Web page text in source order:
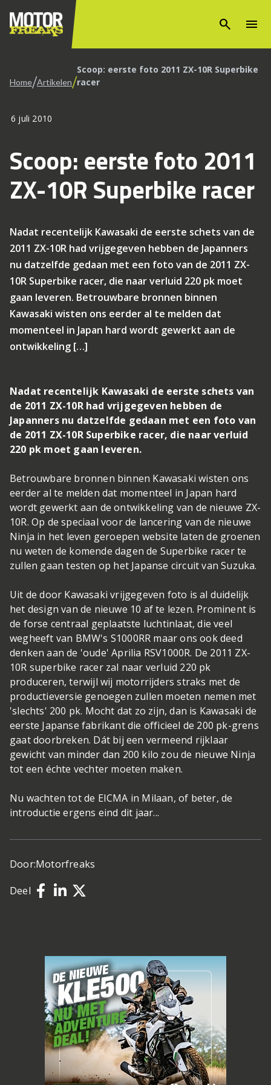
search menu
Home/Artikelen/Scoop: eerste foto 2011 ZX-10R Superbike
racer
6 juli 2010
Scoop: eerste foto 2011
ZX-10R Superbike racer
Nadat recentelijk Kawasaki de eerste schets van de
2011 ZX-10R had vrijgegeven hebben de Japanners
nu datzelfde gedaan met een foto van de 2011 ZX-
10R Superbike racer, die naar verluid 220 pk moet
gaan leveren. Betrouwbare bronnen binnen
Kawasaki wisten ons eerder al te melden dat
momenteel in Japan hard wordt gewerkt aan de
ontwikkeling […]
Nadat recentelijk Kawasaki de eerste schets van
de 2011 ZX-10R had vrijgegeven hebben de
Japanners nu datzelfde gedaan met een foto van
de 2011 ZX-10R Superbike racer, die naar verluid
220 pk moet gaan leveren.
Betrouwbare bronnen binnen Kawasaki wisten ons
eerder al te melden dat momenteel in Japan hard
wordt gewerkt aan de ontwikkeling van de nieuwe ZX-
10R. Op de speciaal voor de lancering van de nieuwe
Ninja in het leven geroepen website laten de groenen
nu weten de komende dagen de Superbike racer te
zullen gaan testen op het Japanse circuit van Suzuka.
Uit de door Kawasaki vrijgegeven foto is al duidelijk
het design van de nieuwe 10 af te lezen. Prominent is
de forse centraal geplaatste luchtinlaat, die veel
wegheeft van BMW's S1000RR maar ons ook deed
denken aan de 'oude' Aprilia RSV1000R. De 2011 ZX-
10R superbike racer zal naar verluid 220 pk
produceren, terwijl wij motorrijders straks met de
productieversie genoegen zullen moeten nemen met
'slechts' 200 pk. Mocht dat zo zijn, dan is Kawasaki de
eerste Japanse fabrikant die officieel de 200 pk-grens
gaat doorbreken. Dát bij een vermeend rijklaar
gewicht van minder dan 200 kilo zou de nieuwe Ninja
tot een échte vechter moeten maken.
Nu wachten tot de EICMA in Milaan, of beter, de
introductie ergens eind dit jaar...
Door:Motorfreaks
Deel